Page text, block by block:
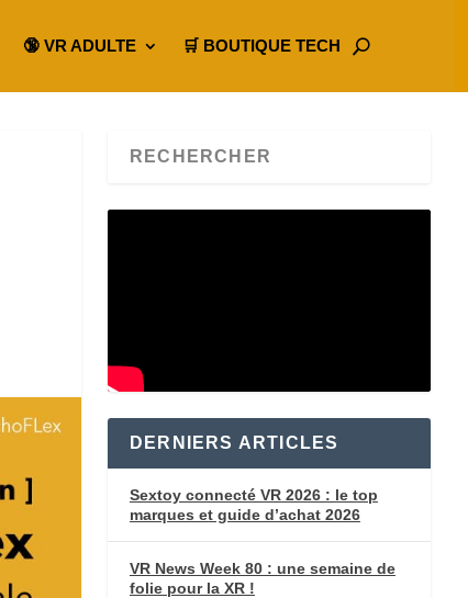
🔞 VR ADULTE 🛒 BOUTIQUE TECH
DERNIERS ARTICLES
Sextoy connecté VR 2026 : le top
marques et guide d’achat 2026
VR News Week 80 : une semaine de
folie pour la XR !